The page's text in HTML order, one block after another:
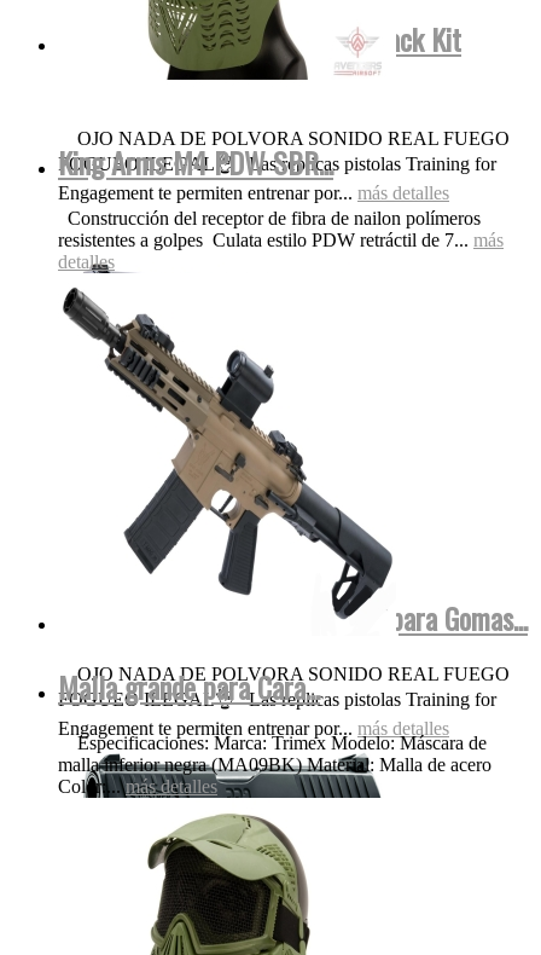
Smith&Wesson FulMetal Blowback Kit
Dispara Gomas...
OJO NADA DE POLVORA SONIDO REAL FUEGO
FOGUEO ILEGAL👌 Las replicas pistolas Training for
Engagement te permiten entrenar por... más detalles
Walther FulMetal Blowback Dispara Gomas...
OJO NADA DE POLVORA SONIDO REAL FUEGO
FOGUEO ILEGAL👌 Las replicas pistolas Training for
Engagement te permiten entrenar por... más detalles
King Arms M4 PDW SBR...
Construcción del receptor de fibra de nailon polímeros
resistentes a golpes Culata estilo PDW retráctil de 7... más
detalles
Malla grande para Cara...
Especificaciones: Marca: Trimex Modelo: Máscara de
malla inferior negra (MA09BK) Material: Malla de acero
Color:...más detalles